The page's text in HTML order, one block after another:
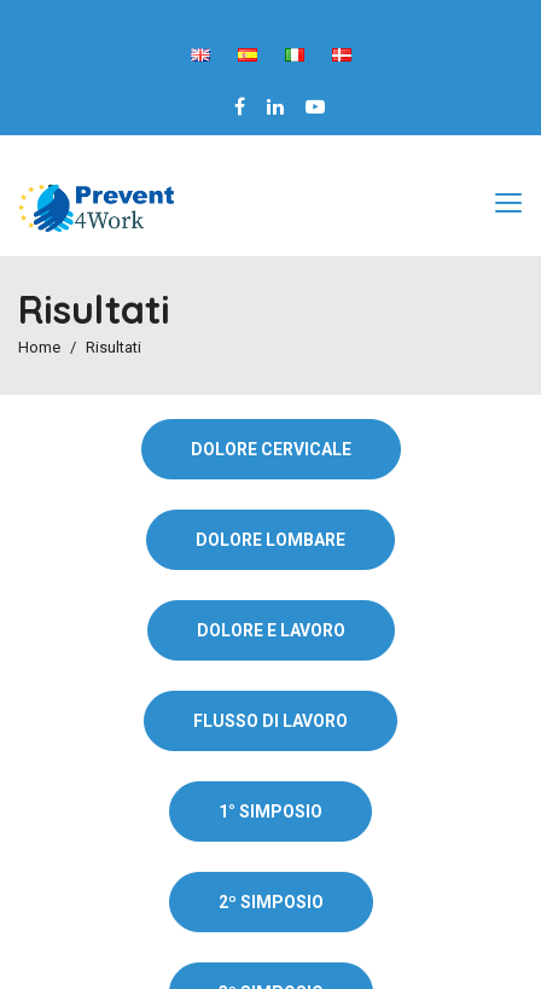
Risultati
Home Risultati
DOLORE CERVICALE
DOLORE LOMBARE
DOLORE E LAVORO
FLUSSO DI LAVORO
1° SIMPOSIO
2º SIMPOSIO